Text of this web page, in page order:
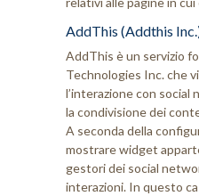
AddThis (Addthis
AddThis è un servizio
Technologies Inc. che
l’interazione con
la condivisione dei
A seconda della
mostrare widget
gestori dei social
interazioni. In questo